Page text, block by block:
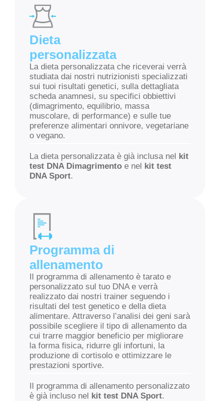
Dieta
personalizzata
La dieta personalizzata che riceverai verrà
studiata dai nostri nutrizionisti specializzati
sui tuoi risultati genetici, sulla dettagliata
scheda anamnesi, su specifici obbiettivi
(dimagrimento, equilibrio, massa
muscolare, di performance) e sulle tue
preferenze alimentari onnivore, vegetariane
o vegano.
La dieta personalizzata è già inclusa nel kit
test DNA Dimagrimento e nel kit test
DNA Sport.
Programma di
allenamento
Il programma di allenamento è tarato e
personalizzato sul tuo DNA e verrà
realizzato dai nostri trainer seguendo i
risultati del test genetico e della dieta
alimentare. Attraverso l’analisi dei geni sarà
possibile scegliere il tipo di allenamento da
cui trarre maggior beneficio per migliorare
la forma fisica, ridurre gli infortuni, la
produzione di cortisolo e ottimizzare le
prestazioni sportive.
Il programma di allenamento personalizzato
è già incluso nel kit test DNA Sport.